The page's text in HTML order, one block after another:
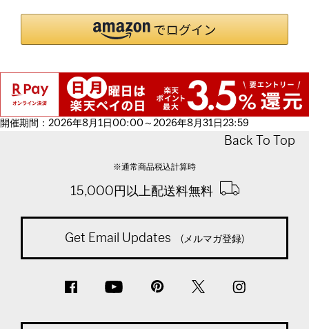
開催期間：2026年8月1日00:00～2026年8月31日23:59
Back To Top
※通常商品税込計算時
15,000円以上配送料無料
Get Email Updates (メルマガ登録)